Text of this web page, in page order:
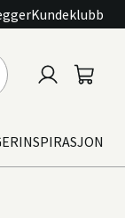
Kundeklubb
INSPIRASJON